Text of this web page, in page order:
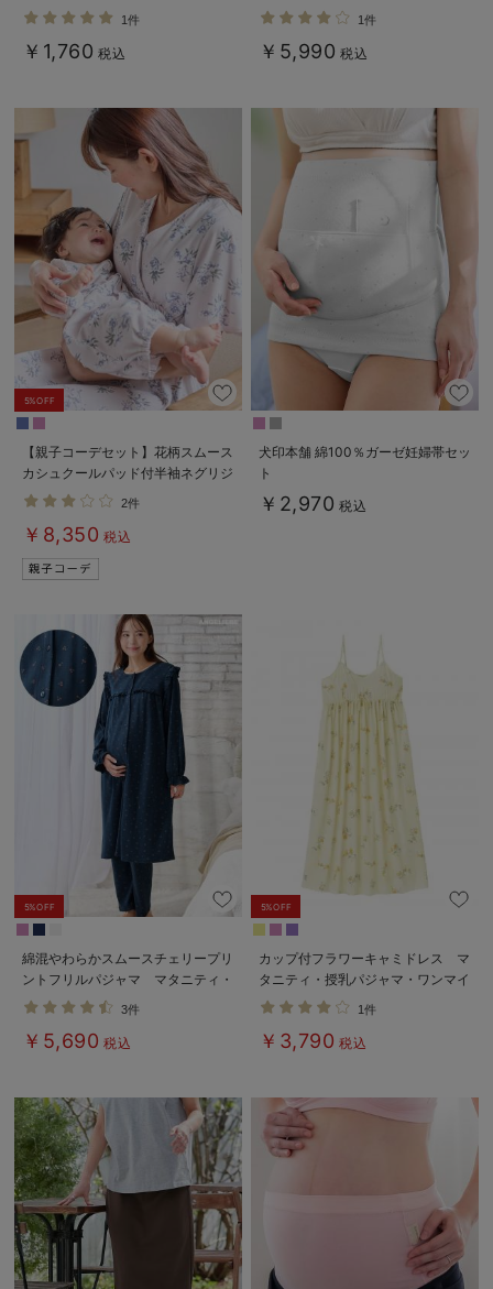
1件
￥1,760 税込
える】
1件
￥5,990 税込
5%OFF
【親子コーデセット】花柄スムース
カシュクールパッド付半袖ネグリジ
ェ＆2wayオール 出産準備 ギフ
ト マタニティ・産後
2件
￥8,350 税込
犬印本舗 綿100％ガーゼ妊婦帯セッ
ト
￥2,970 税込
5%OFF
綿混やわらかスムースチェリープリ
ントフリルパジャマ マタニティ・
授乳パジャマ【出産後も長く使え
3件
￥5,690 税込
5%OFF
カップ付フラワーキャミドレス マ
タニティ・授乳パジャマ・ワンマイ
ル・ホームウェア・大きいサイズ
1件
￥3,790 税込